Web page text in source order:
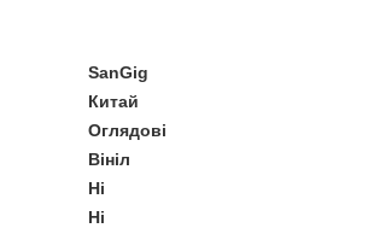
SanGig
Китай
Оглядові
Вініл
Ні
Ні